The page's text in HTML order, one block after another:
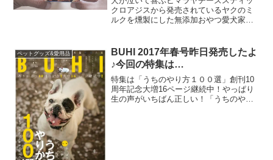
クロアジスから発売されているヤクのミ
ルクを燻製にした無添加おやつ愛犬家が
もかなりコンスタントに与えていて愛犬
こうめさんの夢中っぷりは...
ペットグッズ&愛用品
BUHI 2017年春号昨日発売したよ
♪今回の特集は…
特集は「うちのやり方１００選」創刊10
周年記念大増16ページ継続中！やっぱり
生の声がいちばん正しい！「うちのやり